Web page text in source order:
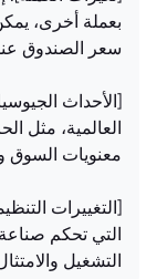
بعملة أخرى،
سعر الصندوق
[الأحداث
العالمية، مثل
معنويات السوق
[التغييرات
التي تحكم
التشغيل